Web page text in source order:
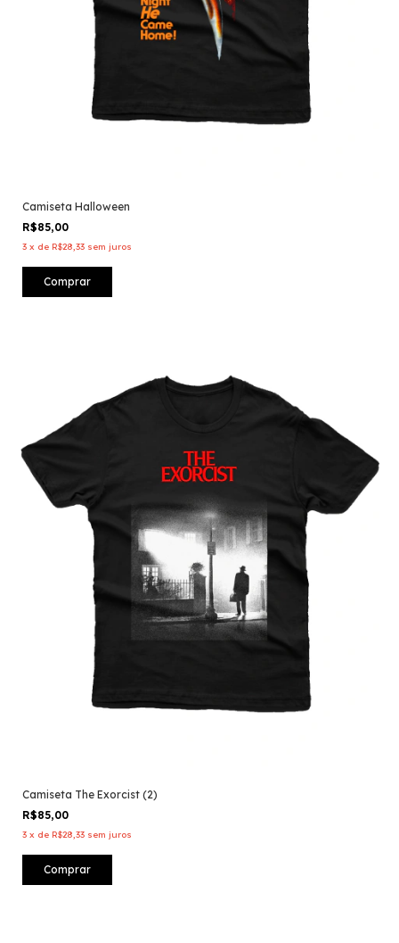
Camiseta Halloween
R$85,00
3 x de R$28,33 sem juros
Comprar
Camiseta The Exorcist (2)
R$85,00
3 x de R$28,33 sem juros
Comprar